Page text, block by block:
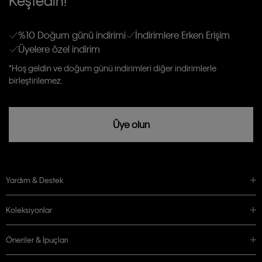
gönderileceğinin ve güncel ürün, kampanyalarla alakalı her türlü iletişim yoluyla;
Erkek
Kişiye özel ticari elektronik iletilerini almak için Açık Onay
veriyorum.
Aydınlatma Metni’niokuduğumu kabul ediyorum.
Calvin Klein tarafından kişisel verilerimin yurtdışına aktarılmasına açık
rızam vardır
%10 Doğum günü indirimi
İndirimlere Erken Erişim
Üyelere özel indirim
*Hoş geldin ve doğum günü indirimleri diğer indirimlerle
birleştirilemez.
Üye olun
Yardım & Destek
Koleksiyonlar
Öneriler & İpuçları